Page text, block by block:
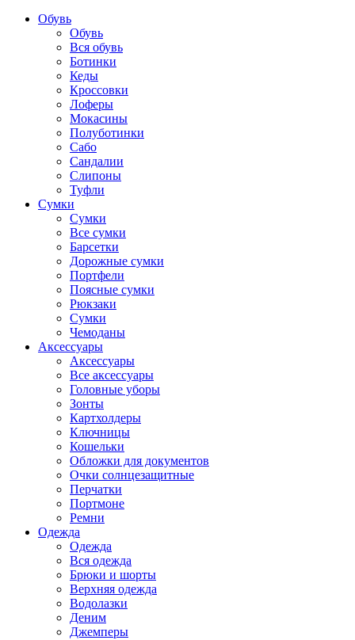
Обувь
Обувь
Вся обувь
Ботинки
Кеды
Кроссовки
Лоферы
Мокасины
Полуботинки
Сабо
Сандалии
Слипоны
Туфли
Сумки
Сумки
Все сумки
Барсетки
Дорожные сумки
Портфели
Поясные сумки
Рюкзаки
Сумки
Чемоданы
Аксессуары
Аксессуары
Все аксессуары
Головные уборы
Зонты
Картхолдеры
Ключницы
Кошельки
Обложки для документов
Очки солнцезащитные
Перчатки
Портмоне
Ремни
Одежда
Одежда
Вся одежда
Брюки и шорты
Верхняя одежда
Водолазки
Деним
Джемперы